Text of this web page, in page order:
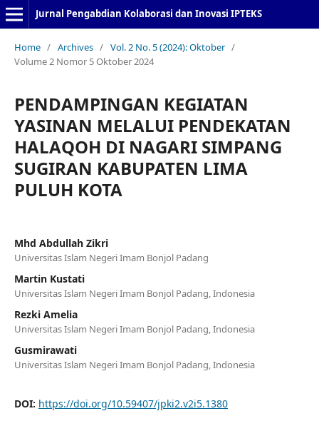
Jurnal Pengabdian Kolaborasi dan Inovasi IPTEKS
Home / Archives / Vol. 2 No. 5 (2024): Oktober /
Volume 2 Nomor 5 Oktober 2024
PENDAMPINGAN KEGIATAN
YASINAN MELALUI PENDEKATAN
HALAQOH DI NAGARI SIMPANG
SUGIRAN KABUPATEN LIMA
PULUH KOTA
Mhd Abdullah Zikri
Universitas Islam Negeri Imam Bonjol Padang
Martin Kustati
Universitas Islam Negeri Imam Bonjol Padang, Indonesia
Rezki Amelia
Universitas Islam Negeri Imam Bonjol Padang, Indonesia
Gusmirawati
Universitas Islam Negeri Imam Bonjol Padang, Indonesia
DOI: https://doi.org/10.59407/jpki2.v2i5.1380